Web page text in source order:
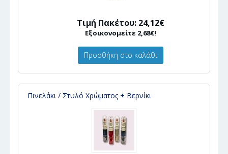
Τιμή Πακέτου: 24,12€
Εξοικονομείτε 2,68€!
Προσθήκη στο καλάθι
Πινελάκι / Στυλό Χρώματος + Βερνίκι